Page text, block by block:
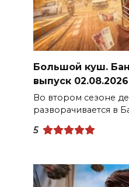
Большой куш.
выпуск 02.08.2026
Во втором сезоне
разворачивается в
5